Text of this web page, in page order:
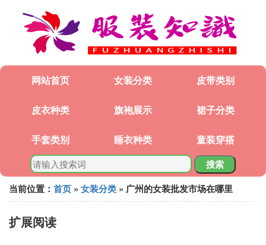
网站首页 女装分类 皮带类别
皮衣种类 旗袍展示 裙子分类
手套类别 睡衣种类 童装穿搭
搜索
当前位置： 首页 » 女装分类 » 广州的女装批发市场在哪里
扩展阅读